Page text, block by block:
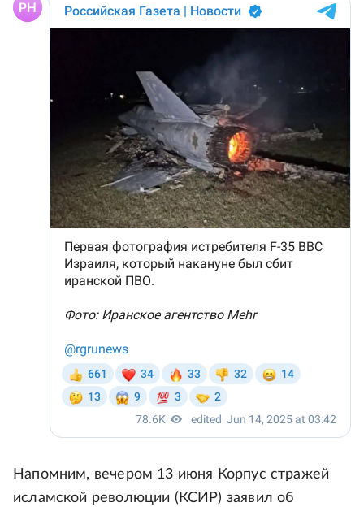
Напомним, вечером 13 июня Корпус стражей
исламской революции (КСИР) заявил об